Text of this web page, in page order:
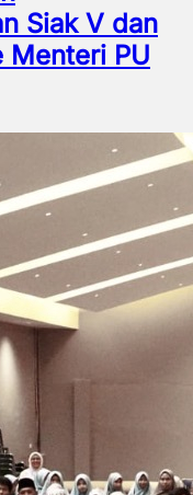
Siak V dan
Menteri PU